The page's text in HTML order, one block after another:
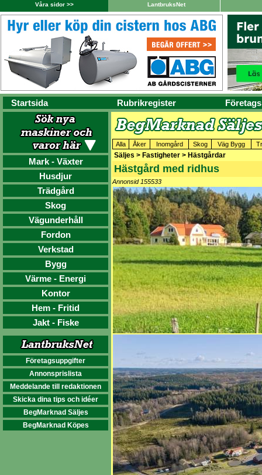
Våra sidor >> LantbruksNet
Startsida Rubrikregister
Mark - Växter
Husdjur
Trädgård
Skog
Vägunderhåll
Fordon
Verkstad
Bygg
Värme - Energi
Kontor
Hem - Fritid
Jakt - Fiske
Företagsuppgifter
Annonsprislista
Meddelande till redaktionen
Skicka dina tips och idéer
BegMarknad Säljes
BegMarknad Köpes
Alla Åker Inomgård Skog Väg Bygg
Säljes > Fastigheter > Hästgårdar
Hästgård med ridhus
Annonsid 155533